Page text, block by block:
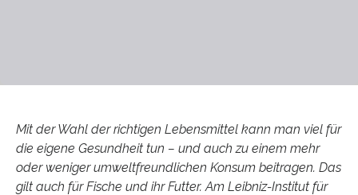
Mit der Wahl der richtigen Lebensmittel kann man viel für
die eigene Gesundheit tun – und auch zu einem mehr
oder weniger umweltfreundlichen Konsum beitragen. Das
gilt auch für Fische und ihr Futter. Am Leibniz-Institut für